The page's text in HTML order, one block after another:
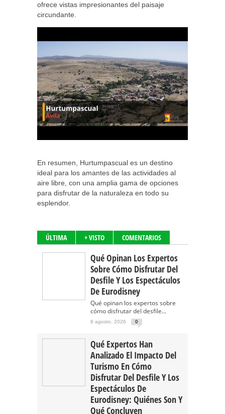
ofrece vistas impresionantes del paisaje
circundante.
En resumen, Hurtumpascual es un destino
ideal para los amantes de las actividades al
aire libre, con una amplia gama de opciones
para disfrutar de la naturaleza en todo su
esplendor.
ÚLTIMA + VISTO COMENTARIOS
Qué Opinan Los Expertos
Sobre Cómo Disfrutar Del
Desfile Y Los Espectáculos
De Eurodisney
Qué opinan los expertos sobre
cómo disfrutar del desfile...
8 agosto, 2026 0
Qué Expertos Han
Analizado El Impacto Del
Turismo En Cómo
Disfrutar Del Desfile Y Los
Espectáculos De
Eurodisney: Quiénes Son Y
Qué Concluyen